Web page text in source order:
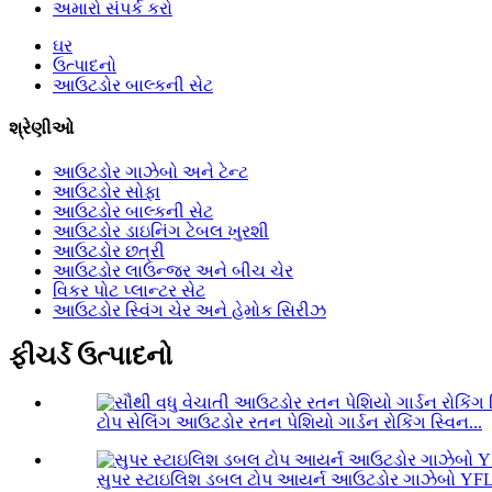
અમારો સંપર્ક કરો
ઘર
ઉત્પાદનો
આઉટડોર બાલ્કની સેટ
શ્રેણીઓ
આઉટડોર ગાઝેબો અને ટેન્ટ
આઉટડોર સોફા
આઉટડોર બાલ્કની સેટ
આઉટડોર ડાઇનિંગ ટેબલ ખુરશી
આઉટડોર છત્રી
આઉટડોર લાઉન્જર અને બીચ ચેર
વિકર પોટ પ્લાન્ટર સેટ
આઉટડોર સ્વિંગ ચેર અને હેમોક સિરીઝ
ફીચર્ડ ઉત્પાદનો
ટોપ સેલિંગ આઉટડોર રતન પેશિયો ગાર્ડન રોકિંગ સ્વિન...
સુપર સ્ટાઇલિશ ડબલ ટોપ આયર્ન આઉટડોર ગાઝેબો